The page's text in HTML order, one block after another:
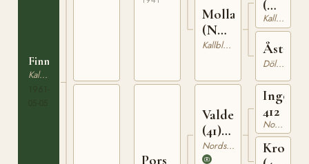
Finnstegga
Kallblodig Travare
Pors
Molla
(NO)
T-371
Kallblodig Travare
Valde
(41)
643 Nordsvensk Brukshäst
(NO)
T-
73
Kallblodig Travare
Åsta
Dölehäst
412
Nordsvensk Brukshäst
Krona